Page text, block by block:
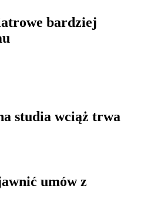
bardziej
studia wciąż trwa
umów z